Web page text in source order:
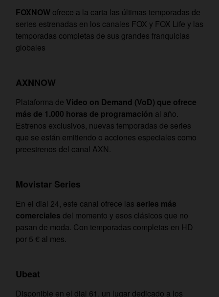
FOXNOW ofrece a la carta las últimas temporadas de
series estrenadas en los canales FOX y FOX Life y las
temporadas completas de sus grandes franquicias
globales
AXNNOW
Plataforma de Video on Demand (VoD) que ofrece
más de 1.000 horas de programación al año.
Estrenos exclusivos, nuevas temporadas de series
que se están emitiendo o acciones especiales como
preestrenos del canal AXN.
Movistar Series
En el dial 24, este canal ofrece las series más
comerciales del momento y esos clásicos que no
pasan de moda. Con temporadas completas en HD
por 5 € al mes.
Ubeat
Disponible en el dial 61, un lugar dedicado a los